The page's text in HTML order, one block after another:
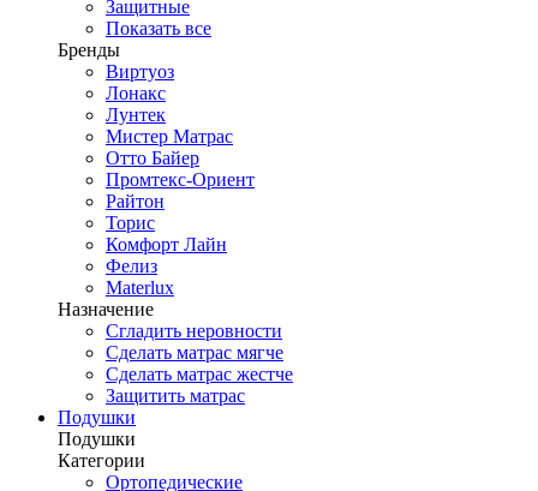
Защитные
Показать все
Бренды
Виртуоз
Лонакс
Лунтек
Мистер Матрас
Отто Байер
Промтекс-Ориент
Райтон
Торис
Комфорт Лайн
Фелиз
Materlux
Назначение
Сгладить неровности
Сделать матрас мягче
Сделать матрас жестче
Защитить матрас
Подушки
Подушки
Категории
Ортопедические